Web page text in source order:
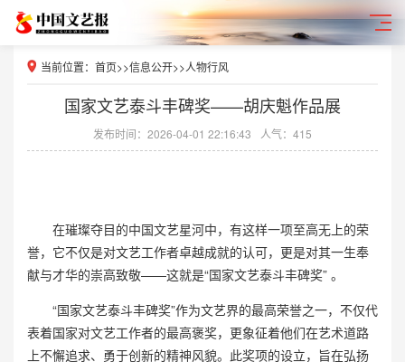
当前位置： 首页>>信息公开>>人物行风
国家文艺泰斗丰碑奖——胡庆魁作品展
发布时间：2026-04-01 22:16:43 人气：415
在璀璨夺目的中国文艺星河中，有这样一项至高无上的荣
誉，它不仅是对文艺工作者卓越成就的认可，更是对其一生奉
献与才华的崇高致敬——这就是“国家文艺泰斗丰碑奖” 。
“国家文艺泰斗丰碑奖”作为文艺界的最高荣誉之一，不仅代
表着国家对文艺工作者的最高褒奖，更象征着他们在艺术道路
上不懈追求、勇于创新的精神风貌。此奖项的设立，旨在弘扬